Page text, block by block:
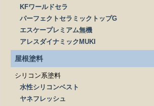
KFワールドセラ
パーフェクトセラミックトップG
エスケープレミアム無機
アレスダイナミックMUKI
屋根塗料
シリコン系塗料
水性シリコンベスト
ヤネフレッシュ